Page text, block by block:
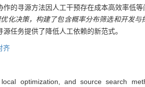
的寻源方法因人工干预存在成本高效率低
化决策，构建了包含概率分布筛选和开发与
任务提供了降低人工依赖的新范式。
齐
optimization, and source search